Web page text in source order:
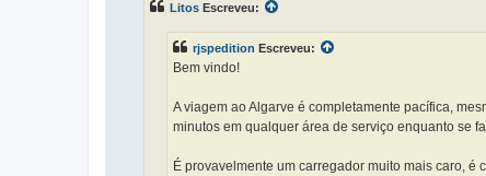
Litos Escreveu:
rjspedition Escreveu:
Bem vindo!
A viagem ao Algarve é completamente pacífica,
minutos em qualquer área de serviço enquanto se
É provavelmente um carregador muito mais caro,